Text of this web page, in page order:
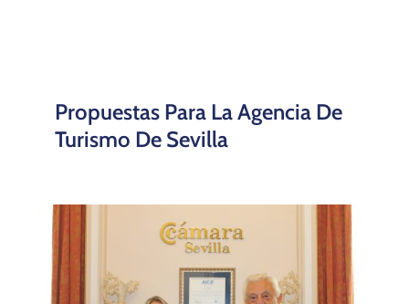
Propuestas Para La Agencia De
Turismo De Sevilla